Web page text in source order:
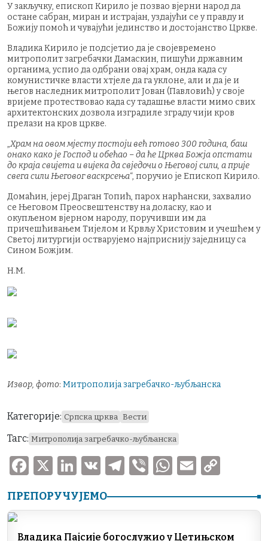
У закључку, епископ Кирило је позвао вјерни народ да
остане сабран, миран и истрајан, уздајући се у правду и
Божију помоћ и чувајући јединство и достојанство Цркве.
Владика Кирило је подсјетио да је својевремено
митрополит загребачки Дамаскин, пишући државним
органима, успио да одбрани овај храм, онда када су
комунистичке власти хтјеле да га уклоне, али и да је и
његов наследник митрополит Јован (Павловић) у своје
вријеме протествовао када су тадашње власти мимо свих
архитектонских дозвола изградиле зграду чији кров
прелази на кров цркве.
„Храм на овом мјесту постоји већ готово 300 година, баш
онако како је Господ и обећао – да ће Црква Божја опстати
до краја свијета и вијека да свједочи о Његовој сили, а прије
свега сили Његовог васкрсења“, поручио је Епископ Кирило.
Домаћин, јереј Драган Топић, парох нарћански, захвалио
се Његовом Преосвештенству на доласку, као и
окупљеном вјерном народу, поручивши им да
причешћивањем Тијелом и Крвљу Христовим и учешћем у
Светој литургији остварујемо најприснију заједницу са
Сином Божјим.
Н.М.
Извор, фото: Митрополија загребачко-љубљанска
Категорије: Српска црква Вести
Тагс: Митрополија загребачко-љубљанска
F
c
X
Li
k
V
T
e
V
er
W
at
E
ai p
ПРЕПОРУЧУЈЕМО
Владика Пајсије богослужио у Цетињском